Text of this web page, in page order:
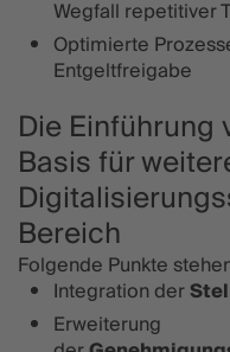
Wegfall repetitiver
Optimierte
Entgeltfreigabe
Die Einführung
Basis für
Bereich
Folgende Punkte
Integration der
Erweiterung